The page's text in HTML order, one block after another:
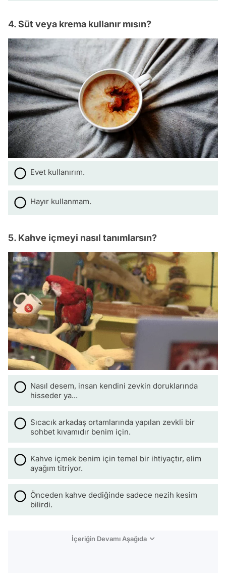
4. Süt veya krema kullanır mısın?
Evet kullanırım.
Hayır kullanmam.
5. Kahve içmeyi nasıl tanımlarsın?
Nasıl desem, insan kendini zevkin doruklarında
hisseder ya...
Sıcacık arkadaş ortamlarında yapılan zevkli bir
sohbet kıvamıdır benim için.
Kahve içmek benim için temel bir ihtiyaçtır, elim
ayağım titriyor.
Önceden kahve dediğinde sadece nezih kesim
bilirdi.
İçeriğin Devamı Aşağıda